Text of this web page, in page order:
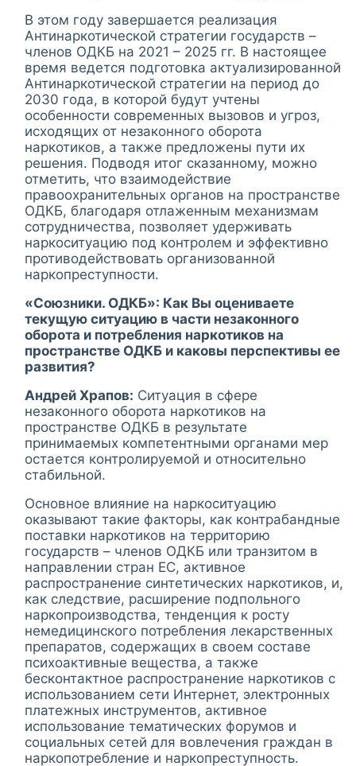
В этом году завершается реализация
Антинаркотической стратегии государств –
членов ОДКБ на 2021 – 2025 гг. В настоящее
время ведется подготовка актуализированной
Антинаркотической стратегии на период до
2030 года, в которой будут учтены
особенности современных вызовов и угроз,
исходящих от незаконного оборота
наркотиков, а также предложены пути их
решения. Подводя итог сказанному, можно
отметить, что взаимодействие
правоохранительных органов на пространстве
ОДКБ, благодаря отлаженным механизмам
сотрудничества, позволяет удерживать
наркоситуацию под контролем и эффективно
противодействовать организованной
наркопреступности.
«Союзники. ОДКБ»: Как Вы оцениваете
текущую ситуацию в части незаконного
оборота и потребления наркотиков на
пространстве ОДКБ и каковы перспективы ее
развития?
Андрей Храпов: Ситуация в сфере
незаконного оборота наркотиков на
пространстве ОДКБ в результате
принимаемых компетентными органами мер
остается контролируемой и относительно
стабильной.
Основное влияние на наркоситуацию
оказывают такие факторы, как контрабандные
поставки наркотиков на территорию
государств – членов ОДКБ или транзитом в
направлении стран ЕС, активное
распространение синтетических наркотиков, и,
как следствие, расширение подпольного
наркопроизводства, тенденция к росту
немедицинского потребления лекарственных
препаратов, содержащих в своем составе
психоактивные вещества, а также
бесконтактное распространение наркотиков с
использованием сети Интернет, электронных
платежных инструментов, активное
использование тематических форумов и
социальных сетей для вовлечения граждан в
наркопотребление и наркопреступность.